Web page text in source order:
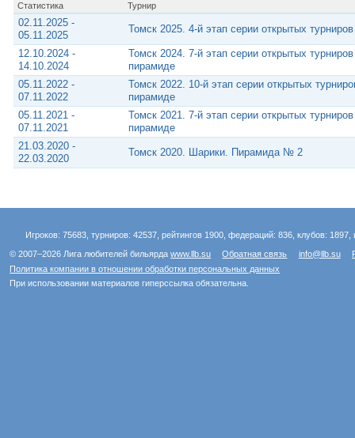
Статистика Турнир
02.11.2025 -
05.11.2025
Томск 2025. 4-й этап серии открытых
12.10.2024 -
14.10.2024
Томск 2024. 7-й этап серии открытых
пирамиде
05.11.2022 -
07.11.2022
Томск 2022. 10-й этап серии открытых
пирамиде
05.11.2021 -
07.11.2021
Томск 2021. 7-й этап серии открытых
пирамиде
21.03.2020 -
22.03.2020
Томск 2020. Шарики. Пирамида № 2
Игроков: 75683, турниров: 42537, рейтингов 1900, федераций: 836, клубов:
© 2007–2026 Лига любителей бильярдаwww.llb.su Обратная связь info@llb.su
Политика компании в отношении обработки персональных данных
При использовании материалов гиперссылка обязательна.